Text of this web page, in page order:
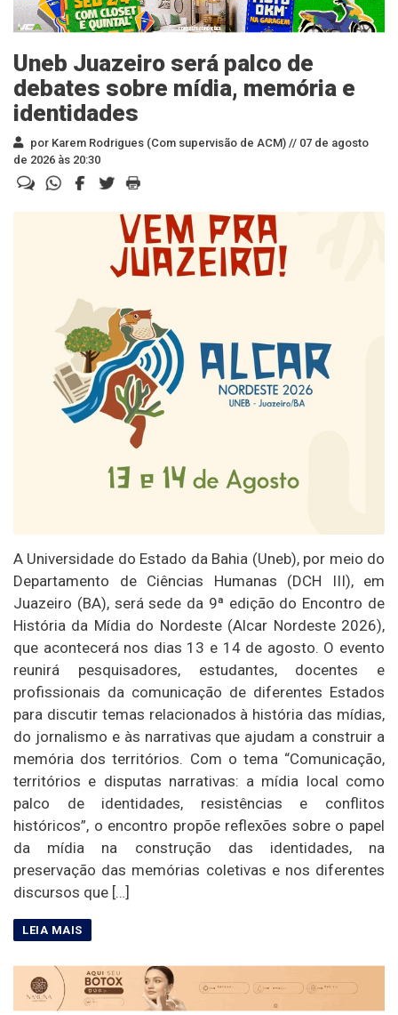
Uneb Juazeiro será palco de
debates sobre mídia, memória e
identidades
por Karem Rodrigues (Com supervisão de ACM) // 07 de agosto
de 2026 às 20:30
A Universidade do Estado da Bahia (Uneb), por meio do
Departamento de Ciências Humanas (DCH III), em
Juazeiro (BA), será sede da 9ª edição do Encontro de
História da Mídia do Nordeste (Alcar Nordeste 2026),
que acontecerá nos dias 13 e 14 de agosto. O evento
reunirá pesquisadores, estudantes, docentes e
profissionais da comunicação de diferentes Estados
para discutir temas relacionados à história das mídias,
do jornalismo e às narrativas que ajudam a construir a
memória dos territórios. Com o tema “Comunicação,
territórios e disputas narrativas: a mídia local como
palco de identidades, resistências e conflitos
históricos”, o encontro propõe reflexões sobre o papel
da mídia na construção das identidades, na
preservação das memórias coletivas e nos diferentes
discursos que […]